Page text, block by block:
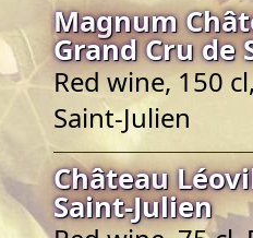
Magnum
Grand Cru de
Red wine, 150
Saint-Julien
Château
Saint-Julien